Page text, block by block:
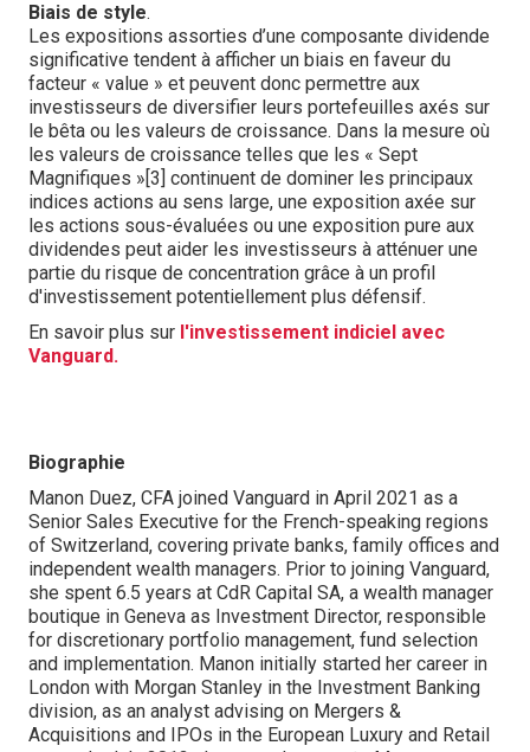
Biais de style.
Les expositions assorties d’une composante dividende
significative tendent à afficher un biais en faveur du
facteur « value » et peuvent donc permettre aux
investisseurs de diversifier leurs portefeuilles axés sur
le bêta ou les valeurs de croissance. Dans la mesure où
les valeurs de croissance telles que les « Sept
Magnifiques »[3] continuent de dominer les principaux
indices actions au sens large, une exposition axée sur
les actions sous-évaluées ou une exposition pure aux
dividendes peut aider les investisseurs à atténuer une
partie du risque de concentration grâce à un profil
d'investissement potentiellement plus défensif.
En savoir plus sur l'investissement indiciel avec
Vanguard.
Biographie
Manon Duez, CFA joined Vanguard in April 2021 as a
Senior Sales Executive for the French-speaking regions
of Switzerland, covering private banks, family offices and
independent wealth managers. Prior to joining Vanguard,
she spent 6.5 years at CdR Capital SA, a wealth manager
boutique in Geneva as Investment Director, responsible
for discretionary portfolio management, fund selection
and implementation. Manon initially started her career in
London with Morgan Stanley in the Investment Banking
division, as an analyst advising on Mergers &
Acquisitions and IPOs in the European Luxury and Retail